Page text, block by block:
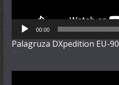
00:00
Palagruza DXpedition EU-90